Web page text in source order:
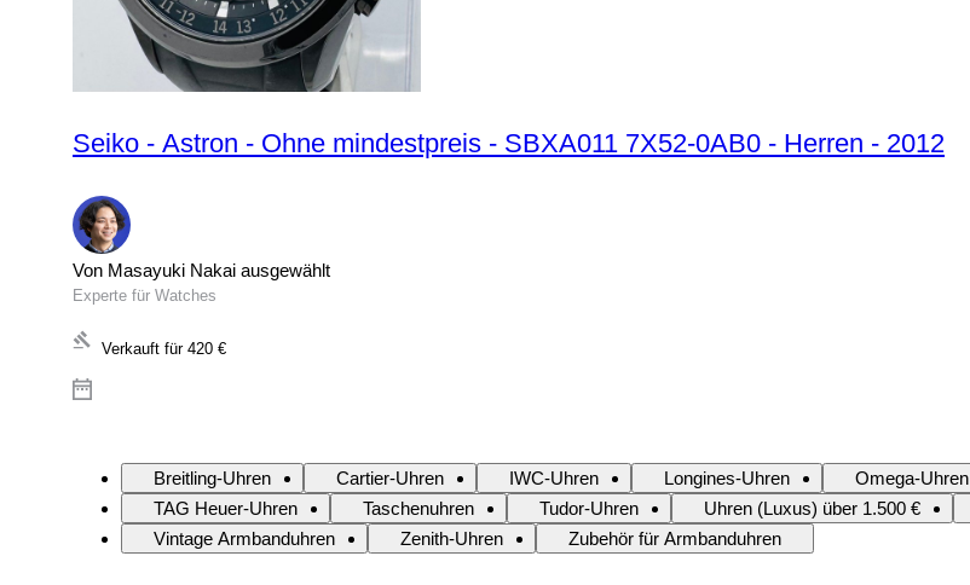
Seiko - Astron - Ohne mindestpreis - SBXA011 7X52-0AB0 - Herren - 2012
Von Masayuki Nakai ausgewählt
Experte für Watches
Verkauft für 420 €
Breitling-Uhren Cartier-Uhren IWC-Uhren Longines-Uhren Omega-Uhren
TAG Heuer-Uhren
Taschenuhren Tudor-Uhren Uhren (Luxus) über 1.500 €
Vintage Armbanduhren
Zenith-Uhren Zubehör für Armbanduhren